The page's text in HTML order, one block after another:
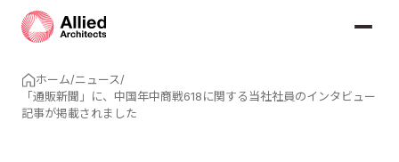
ホーム/ニュース/
「通販新聞」に、中国年中商戦618に関する当社社員のインタビュー
記事が掲載されました